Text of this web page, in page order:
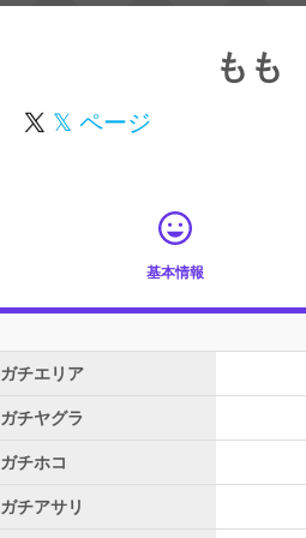
もも
𝕏 ページ
基本情報
ガチエリア
ガチヤグラ
ガチホコ
ガチアサリ